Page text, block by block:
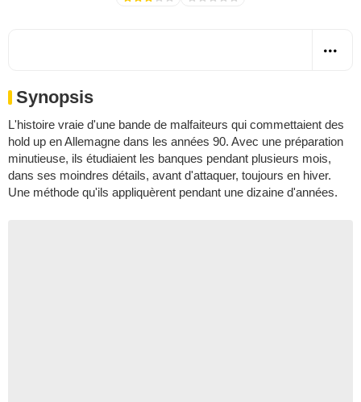
Synopsis
L'histoire vraie d'une bande de malfaiteurs qui commettaient des
hold up en Allemagne dans les années 90. Avec une préparation
minutieuse, ils étudiaient les banques pendant plusieurs mois,
dans ses moindres détails, avant d'attaquer, toujours en hiver.
Une méthode qu'ils appliquèrent pendant une dizaine d'années.